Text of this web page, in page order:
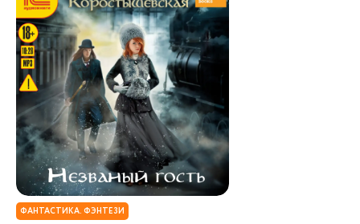
ФАНТАСТИКА. ФЭНТЕЗИ